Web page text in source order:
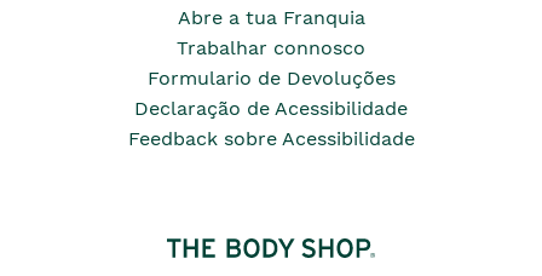
Abre a tua Franquia
Trabalhar connosco
Formulario de Devoluções
Declaração de Acessibilidade
Feedback sobre Acessibilidade